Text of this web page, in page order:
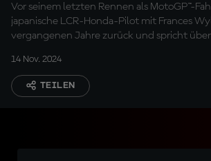
Vor seinem letzten Rennen als MotoGP™-
japanische LCR-Honda-Pilot mit Frances
vergangenen Jahre zurück und spricht
14 Nov. 2024
TEILEN